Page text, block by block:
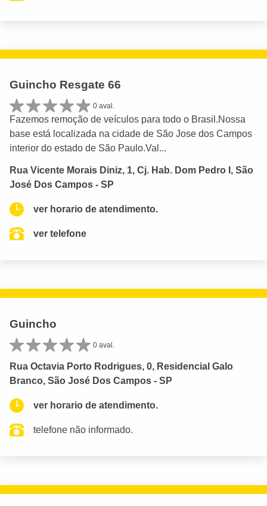
Guincho Resgate 66
0 aval.
Fazemos remoção de veículos para todo o Brasil.Nossa
base está localizada na cidade de São Jose dos Campos
interior do estado de São Paulo.Val...
Rua Vicente Morais Diniz, 1, Cj. Hab. Dom Pedro I, São
José Dos Campos - SP
ver horario de atendimento.
ver telefone
Guincho
0 aval.
Rua Octavia Porto Rodrigues, 0, Residencial Galo
Branco, São José Dos Campos - SP
ver horario de atendimento.
telefone não informado.